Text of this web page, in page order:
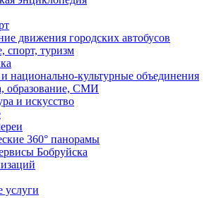
движения городских автобусов
спорт, туризм
национально-культурные объединения
образование, СМИ
и искусство
360° панорамы
Бобруйска
услуги